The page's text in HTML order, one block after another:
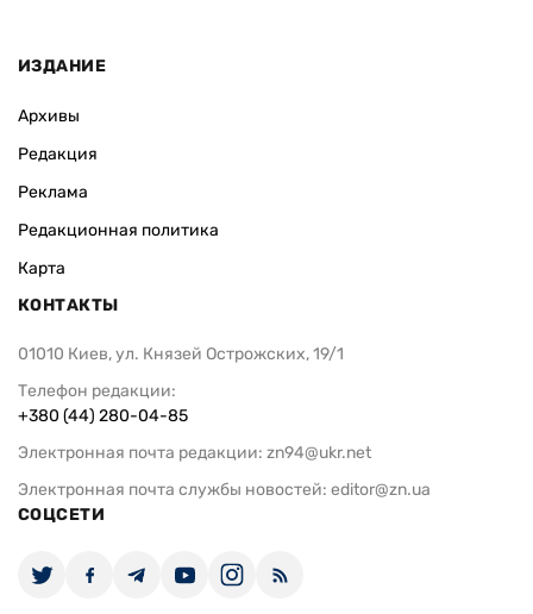
ИЗДАНИЕ
Архивы
Редакция
Реклама
Редакционная политика
Карта
КОНТАКТЫ
01010 Киев, ул. Князей Острожских, 19/1
Телефон редакции:
+380 (44) 280-04-85
Электронная почта редакции: zn94@ukr.net
Электронная почта службы новостей: editor@zn.ua
СОЦСЕТИ